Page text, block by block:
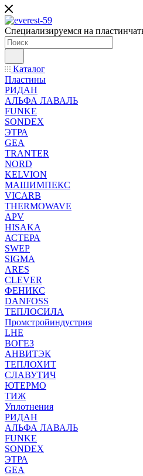
Специализируемся на
Каталог
Пластины
РИДАН
АЛЬФА ЛАВАЛЬ
FUNKE
SONDEX
ЭТРА
GEA
TRANTER
NORD
KELVION
МАШИМПЕКС
VICARB
THERMOWAVE
APV
HISAKA
АСТЕРА
SWEP
SIGMA
ARES
CLEVER
ФЕНИКС
DANFOSS
ТЕПЛОСИЛА
Промстройиндустрия
LHE
ВОГЕЗ
АНВИТЭК
ТЕПЛОХИТ
СЛАВУТИЧ
ЮТЕРМО
ТИЖ
Уплотнения
РИДАН
АЛЬФА ЛАВАЛЬ
FUNKE
SONDEX
ЭТРА
GEA